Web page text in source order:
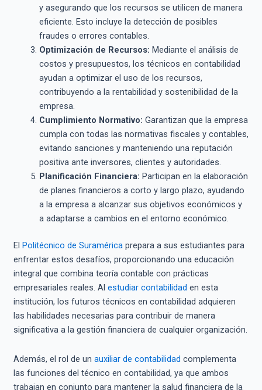
y asegurando que los recursos se utilicen de manera
eficiente. Esto incluye la detección de posibles
fraudes o errores contables.
Optimización de Recursos: Mediante el análisis de
costos y presupuestos, los técnicos en contabilidad
ayudan a optimizar el uso de los recursos,
contribuyendo a la rentabilidad y sostenibilidad de la
empresa.
Cumplimiento Normativo: Garantizan que la empresa
cumpla con todas las normativas fiscales y contables,
evitando sanciones y manteniendo una reputación
positiva ante inversores, clientes y autoridades.
Planificación Financiera: Participan en la elaboración
de planes financieros a corto y largo plazo, ayudando
a la empresa a alcanzar sus objetivos económicos y
a adaptarse a cambios en el entorno económico.
El Politécnico de Suraméricaprepara a sus estudiantes para
enfrentar estos desafíos, proporcionando una educación
integral que combina teoría contable con prácticas
empresariales reales. Al estudiar contabilidad en esta
institución, los futuros técnicos en contabilidad adquieren
las habilidades necesarias para contribuir de manera
significativa a la gestión financiera de cualquier organización.
Además, el rol de un auxiliar de contabilidad complementa
las funciones del técnico en contabilidad, ya que ambos
trabajan en conjunto para mantener la salud financiera de la